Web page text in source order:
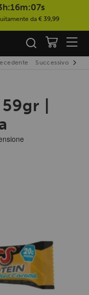
da € 39,99
Successivo
|